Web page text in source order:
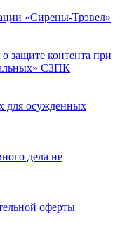
«Сирены-Трэвел»
защите контента при
СЗПК
для осужденных
дела не
оферты